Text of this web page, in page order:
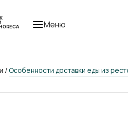
Меню
/Особенности доставки еды из